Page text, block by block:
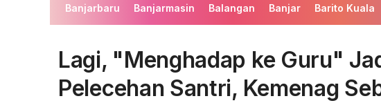
Banjarbaru Banjarmasin Balangan Banjar Barito Kuala
Lagi, "Menghadap ke Guru"
Pelecehan Santri, Kemenag